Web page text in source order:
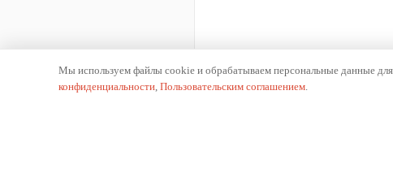
Мы используем файлы cookie и обрабатываем персональные данные
конфиденциальности, Пользовательским соглашением.